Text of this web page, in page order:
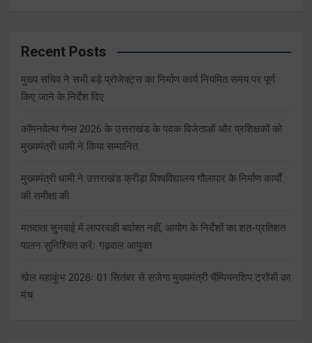
Recent Posts
मुख्य सचिव ने सभी बड़े प्रोजेक्ट्स का निर्माण कार्य नियमित समय पर पूर्ण
किए जाने के निर्देश दिए
कॉमनवेल्थ गेम्स 2026 के उत्तराखंड के पदक विजेताओं और प्रशिक्षकों को
मुख्यमंत्री धामी ने किया सम्मानित
मुख्यमंत्री धामी ने उत्तराखंड क्रीड़ा विश्वविद्यालय गौलापार के निर्माण कार्यों
की समीक्षा की
मतदाता सुनवाई में लापरवाही बर्दाश्त नहीं, आयोग के निर्देशों का शत-प्रतिशत
पालन सुनिश्चित करेंः गढ़वाल आयुक्त
खेल महाकुंभ 2026ः 01 सितंबर से सजेगा मुख्यमंत्री चैंम्पियनशिप ट्रॉफी का
मंच